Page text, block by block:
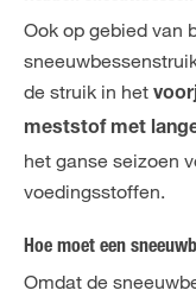
Ook op gebied van
de struik in het
meststof met
het ganse seizoen
voedingsstoffen.
Hoe moet een
Omdat de